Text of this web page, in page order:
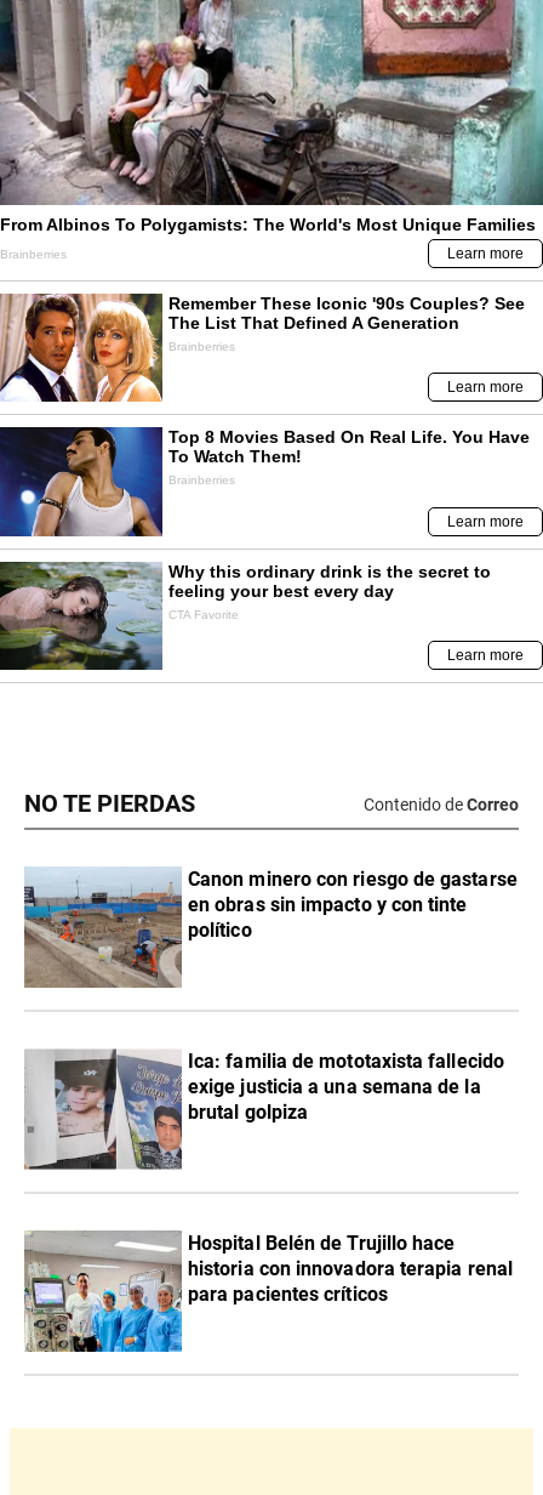
NO TE PIERDAS Contenido deCorreo
Canon minero con riesgo de gastarse
en obras sin impacto y con tinte
político
Ica: familia de mototaxista fallecido
exige justicia a una semana de la
brutal golpiza
Hospital Belén de Trujillo hace
historia con innovadora terapia renal
para pacientes críticos